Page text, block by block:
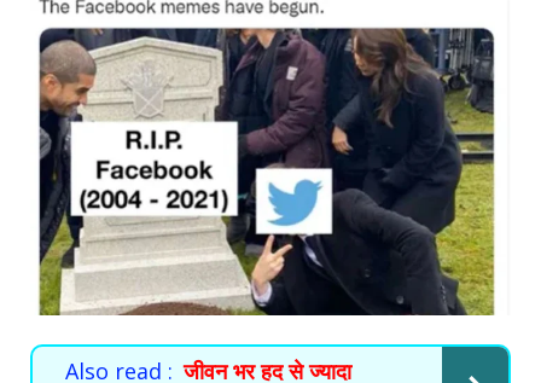
Also read : जीवन भर हद से ज्यादा